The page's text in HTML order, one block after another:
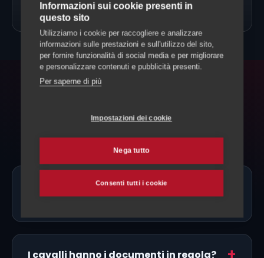
Allevamento Cavalli
Domande frequenti
Ci sono allevatori di Maremmano
proprio a Bellinzona?
I cavalli hanno i documenti in regola?
Informazioni sui cookie presenti in
questo sito
Utilizziamo i cookie per raccogliere e analizzare
informazioni sulle prestazioni e sull'utilizzo del sito,
per fornire funzionalità di social media e per migliorare
e personalizzare contenuti e pubblicità presenti.
Per saperne di più
Impostazioni dei cookie
Nega tutto
Consenti tutti i cookie